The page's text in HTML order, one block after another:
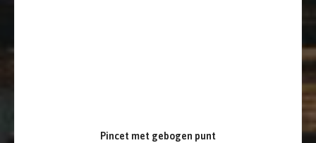
Pincet met gebogen punt